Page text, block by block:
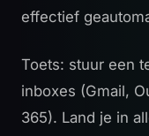
effectief
Toets: stuur een
inboxes (Gmail,
365). Land je in